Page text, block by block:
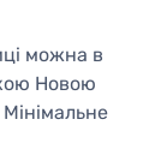
можна в
Новою